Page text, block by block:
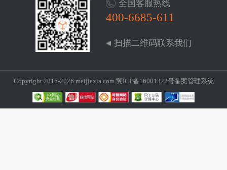
全国客服热线
400-6685-611
扫描二维码联系我们
Copyright 2016-2026 meijiexia.com 冀ICP备16001322号备案管理系统